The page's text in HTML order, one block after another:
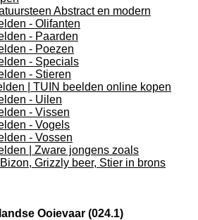
Abstract en modern
- Olifanten
- Paarden
- Poezen
- Specials
- Stieren
| TUIN beelden online kopen
- Uilen
- Vissen
- Vogels
- Vossen
| Zware jongens zoals
Grizzly beer, Stier in brons
Ooievaar (024.1)